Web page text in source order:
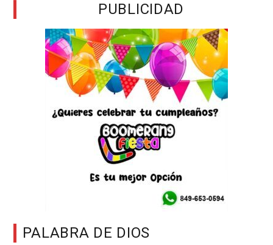
PUBLICIDAD
PALABRA DE DIOS